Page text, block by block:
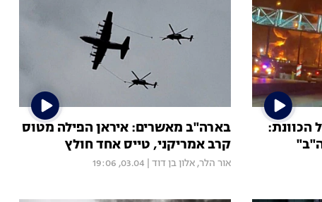
הכוונת:
בארה"ב מאשרים: איראן הפילה מטוס
קרב אמריקני, טייס אחד חולץ
אור הלר, אלון בן דוד 03.04, 19:06